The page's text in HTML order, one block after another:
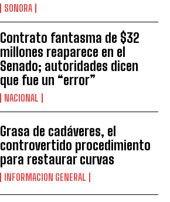
SONORA
Contrato fantasma de $32
millones reaparece en el
Senado; autoridades dicen
que fue un “error”
NACIONAL
Grasa de cadáveres, el
controvertido procedimiento
para restaurar curvas
INFORMACION GENERAL